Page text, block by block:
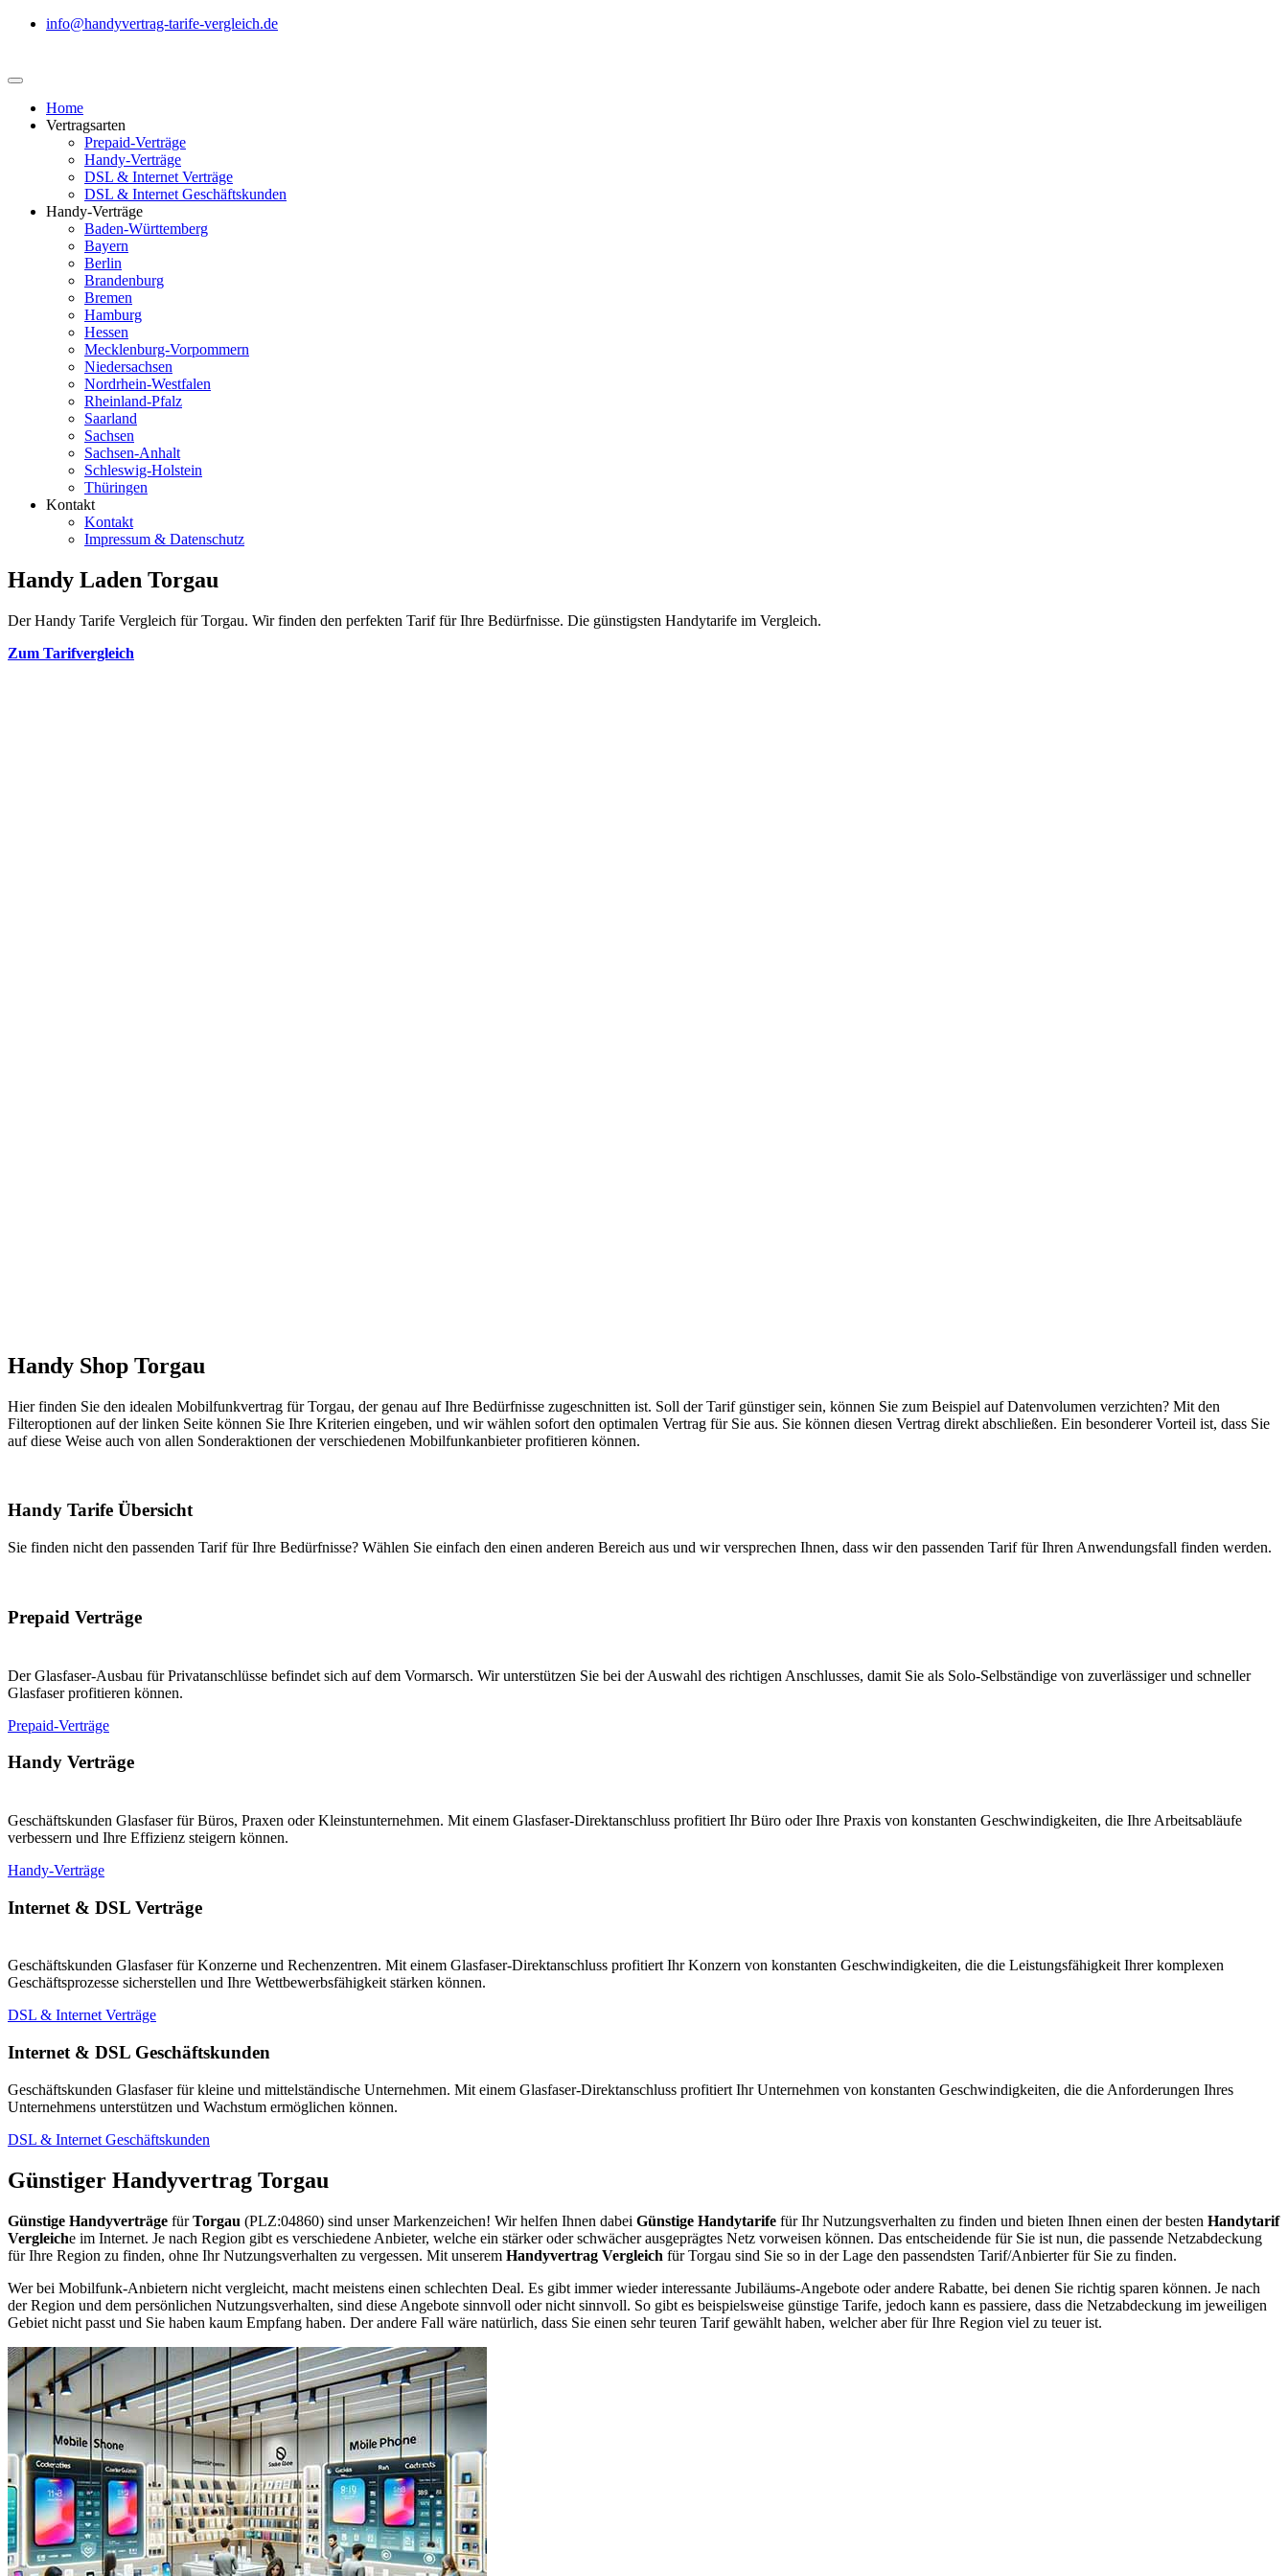
info@handyvertrag-tarife-vergleich.de
Home
Vertragsarten
Prepaid-Verträge
Handy-Verträge
DSL & Internet Verträge
DSL & Internet Geschäftskunden
Handy-Verträge
Baden-Württemberg
Bayern
Berlin
Brandenburg
Bremen
Hamburg
Hessen
Mecklenburg-Vorpommern
Niedersachsen
Nordrhein-Westfalen
Rheinland-Pfalz
Saarland
Sachsen
Sachsen-Anhalt
Schleswig-Holstein
Thüringen
Kontakt
Kontakt
Impressum & Datenschutz
Handy Laden Torgau
Der Handy Tarife Vergleich für Torgau. Wir finden den perfekten Tarif für Ihre Bedürfnisse. Die günstigsten Handytarife im Vergleich.
Zum Tarifvergleich
Handy Shop Torgau
Hier finden Sie den idealen Mobilfunkvertrag für Torgau, der genau auf Ihre Bedürfnisse zugeschnitten ist. Soll der Tarif günstiger sein, können Sie zum Beispiel auf Datenvolumen verzichten? Mit den
Filteroptionen auf der linken Seite können Sie Ihre Kriterien eingeben, und wir wählen sofort den optimalen Vertrag für Sie aus. Sie können diesen Vertrag direkt abschließen. Ein besonderer Vorteil ist, dass Sie
auf diese Weise auch von allen Sonderaktionen der verschiedenen Mobilfunkanbieter profitieren können.
Handy Tarife Übersicht
Sie finden nicht den passenden Tarif für Ihre Bedürfnisse? Wählen Sie einfach den einen anderen Bereich aus und wir versprechen Ihnen, dass wir den passenden Tarif für Ihren Anwendungsfall finden werden.
Prepaid Verträge
Der Glasfaser-Ausbau für Privatanschlüsse befindet sich auf dem Vormarsch. Wir unterstützen Sie bei der Auswahl des richtigen Anschlusses, damit Sie als Solo-Selbständige von zuverlässiger und schneller
Glasfaser profitieren können.
Prepaid-Verträge
Handy Verträge
Geschäftskunden Glasfaser für Büros, Praxen oder Kleinstunternehmen. Mit einem Glasfaser-Direktanschluss profitiert Ihr Büro oder Ihre Praxis von konstanten Geschwindigkeiten, die Ihre Arbeitsabläufe
verbessern und Ihre Effizienz steigern können.
Handy-Verträge
Internet & DSL Verträge
Geschäftskunden Glasfaser für Konzerne und Rechenzentren. Mit einem Glasfaser-Direktanschluss profitiert Ihr Konzern von konstanten Geschwindigkeiten, die die Leistungsfähigkeit Ihrer komplexen
Geschäftsprozesse sicherstellen und Ihre Wettbewerbsfähigkeit stärken können.
DSL & Internet Verträge
Internet & DSL Geschäftskunden
Geschäftskunden Glasfaser für kleine und mittelständische Unternehmen. Mit einem Glasfaser-Direktanschluss profitiert Ihr Unternehmen von konstanten Geschwindigkeiten, die die Anforderungen Ihres
Unternehmens unterstützen und Wachstum ermöglichen können.
DSL & Internet Geschäftskunden
Günstiger Handyvertrag Torgau
Günstige Handyverträge fürTorgau (PLZ:04860) sind unser Markenzeichen! Wir helfen Ihnen dabei Günstige Handytarife für Ihr Nutzungsverhalten zu finden und bieten Ihnen einen der besten Handytarif
Vergleiche im Internet. Je nach Region gibt es verschiedene Anbieter, welche ein stärker oder schwächer ausgeprägtes Netz vorweisen können. Das entscheidende für Sie ist nun, die passende Netzabdeckung
für Ihre Region zu finden, ohne Ihr Nutzungsverhalten zu vergessen. Mit unserem Handyvertrag Vergleich für Torgau sind Sie so in der Lage den passendsten Tarif/Anbierter für Sie zu finden.
Wer bei Mobilfunk-Anbietern nicht vergleicht, macht meistens einen schlechten Deal. Es gibt immer wieder interessante Jubiläums-Angebote oder andere Rabatte, bei denen Sie richtig sparen können. Je nach
der Region und dem persönlichen Nutzungsverhalten, sind diese Angebote sinnvoll oder nicht sinnvoll. So gibt es beispielsweise günstige Tarife, jedoch kann es passiere, dass die Netzabdeckung im jeweiligen
Gebiet nicht passt und Sie haben kaum Empfang haben. Der andere Fall wäre natürlich, dass Sie einen sehr teuren Tarif gewählt haben, welcher aber für Ihre Region viel zu teuer ist.